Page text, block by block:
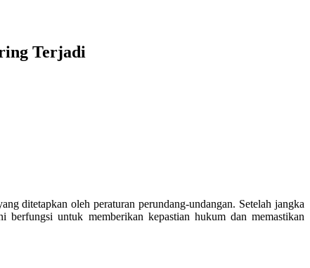
Terjadi
ditetapkan oleh peraturan perundang-undangan. Setelah jangka
untuk memberikan kepastian hukum dan memastikan